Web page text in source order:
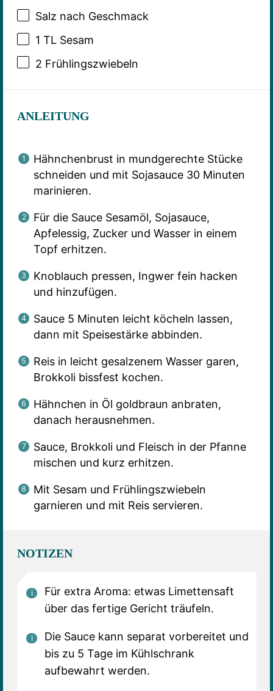
Salz nach Geschmack
1 TL Sesam
2 Frühlingszwiebeln
ANLEITUNG
Hähnchenbrust in mundgerechte Stücke
schneiden und mit Sojasauce 30 Minuten
marinieren.
Für die Sauce Sesamöl, Sojasauce,
Apfelessig, Zucker und Wasser in einem
Topf erhitzen.
Knoblauch pressen, Ingwer fein hacken
und hinzufügen.
Sauce 5 Minuten leicht köcheln lassen,
dann mit Speisestärke abbinden.
Reis in leicht gesalzenem Wasser garen,
Brokkoli bissfest kochen.
Hähnchen in Öl goldbraun anbraten,
danach herausnehmen.
Sauce, Brokkoli und Fleisch in der Pfanne
mischen und kurz erhitzen.
Mit Sesam und Frühlingszwiebeln
garnieren und mit Reis servieren.
NOTIZEN
Für extra Aroma: etwas Limettensaft
über das fertige Gericht träufeln.
Die Sauce kann separat vorbereitet und
bis zu 5 Tage im Kühlschrank
aufbewahrt werden.